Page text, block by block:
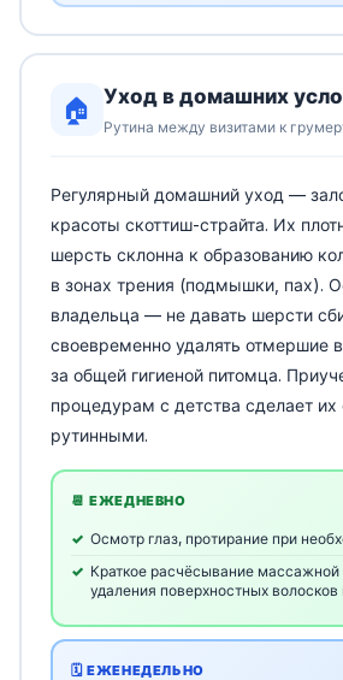
🏠 Уход в домашних
Рутина между визитами к
Регулярный домашний уход —
красоты скоттиш-страйта. Их
шерсть склонна к образованию
в зонах трения (подмышки, пах).
владельца — не давать шерсти
своевременно удалять отмершие
за общей гигиеной питомца.
процедурам с детства сделает
рутинными.
📆 ЕЖЕДНЕВНО
Осмотр глаз, протирание при
Краткое расчёсывание массажной
удаления поверхностных
🗓️ ЕЖЕНЕДЕЛЬНО